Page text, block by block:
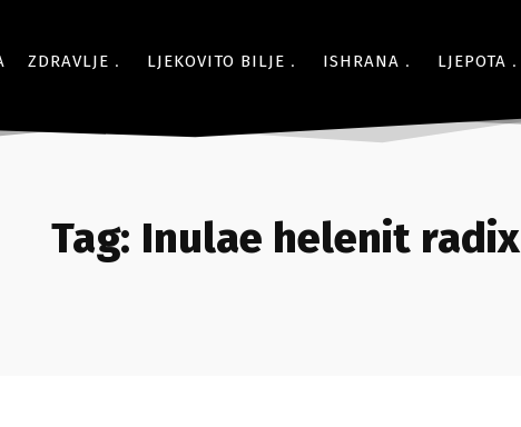
ZDRAVLJE LJEKOVITO BILJE ISHRANA LJEPOTA
Tag: Inulae helenit radix